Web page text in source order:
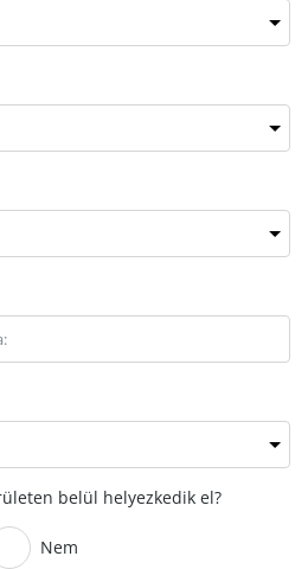
belül helyezkedik el?
Nem